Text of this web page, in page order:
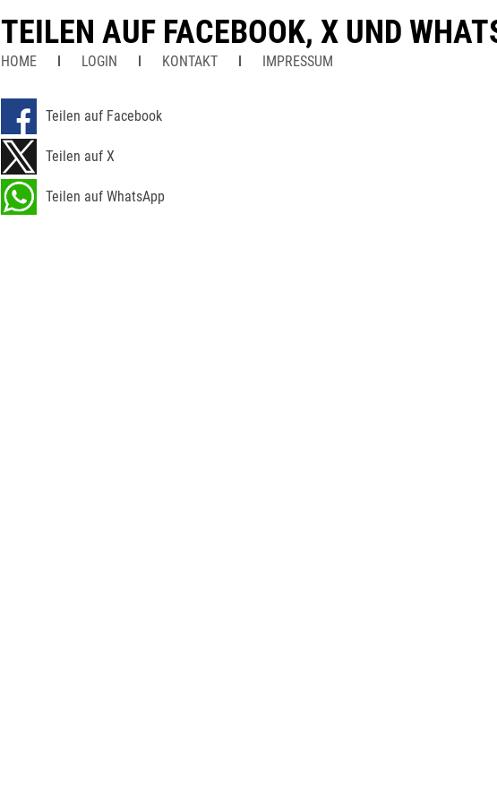
TEILEN AUF FACEBOOK, X UND
HOME LOGIN KONTAKT IMPRESSUM
Teilen auf Facebook
Teilen auf X
Teilen auf WhatsApp